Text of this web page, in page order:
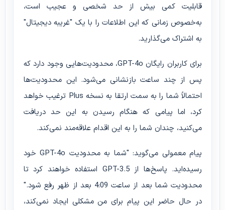
قابلیت کمی بیش از حد شخصی و عجیب است،
به‌خصوص زمانی که این اطلاعات را با یک "غریبه دیجیتال"
به اشتراک می‌گذارید.
برای کاربران رایگان GPT-4o، محدودیت‌هایی وجود دارد که
پس از چند ساعت بازنشانی می‌شود. این محدودیت‌ها
احتمالاً شما را به سمت ارتقا به نسخه Plus ترغیب خواهد
کرد، اما پیامی که هنگام رسیدن به این حد دریافت
می‌کنید، چندان شما را به این اقدام علاقه‌مند نمی‌کند.
پیام معمولی می‌گوید: "شما به محدودیت GPT-4o خود
رسیده‌اید. پاسخ‌ها از GPT-3.5 استفاده خواهند کرد تا
محدودیت شما بعد از ساعت 4:09 بعد از ظهر رفع شود."
در حال حاضر این پیام برای من مشکلی ایجاد نمی‌کند،